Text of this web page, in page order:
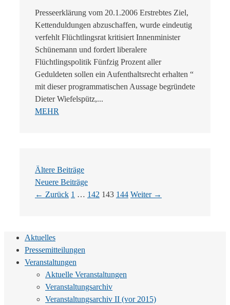
Presseerklärung vom 20.1.2006 Erstrebtes Ziel,
Kettenduldungen abzuschaffen, wurde eindeutig
verfehlt Flüchtlingsrat kritisiert Innenminister
Schünemann und fordert liberalere
Flüchtlingspolitik Fünfzig Prozent aller
Geduldeten sollen ein Aufenthaltsrecht erhalten “
mit dieser programmatischen Aussage begründete
Dieter Wiefelspütz,...
MEHR
Ältere Beiträge
Neuere Beiträge
← Zurück Seite
1 … Seite
142 Seite
143 Seite
144 Weiter →
Aktuelles
Pressemitteilungen
Veranstaltungen
Aktuelle Veranstaltungen
Veranstaltungsarchiv
Veranstaltungsarchiv II (vor 2015)